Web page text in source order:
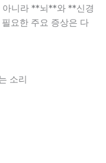
아니라 **뇌**와 **신경
요한 주요 증상은 다
소리